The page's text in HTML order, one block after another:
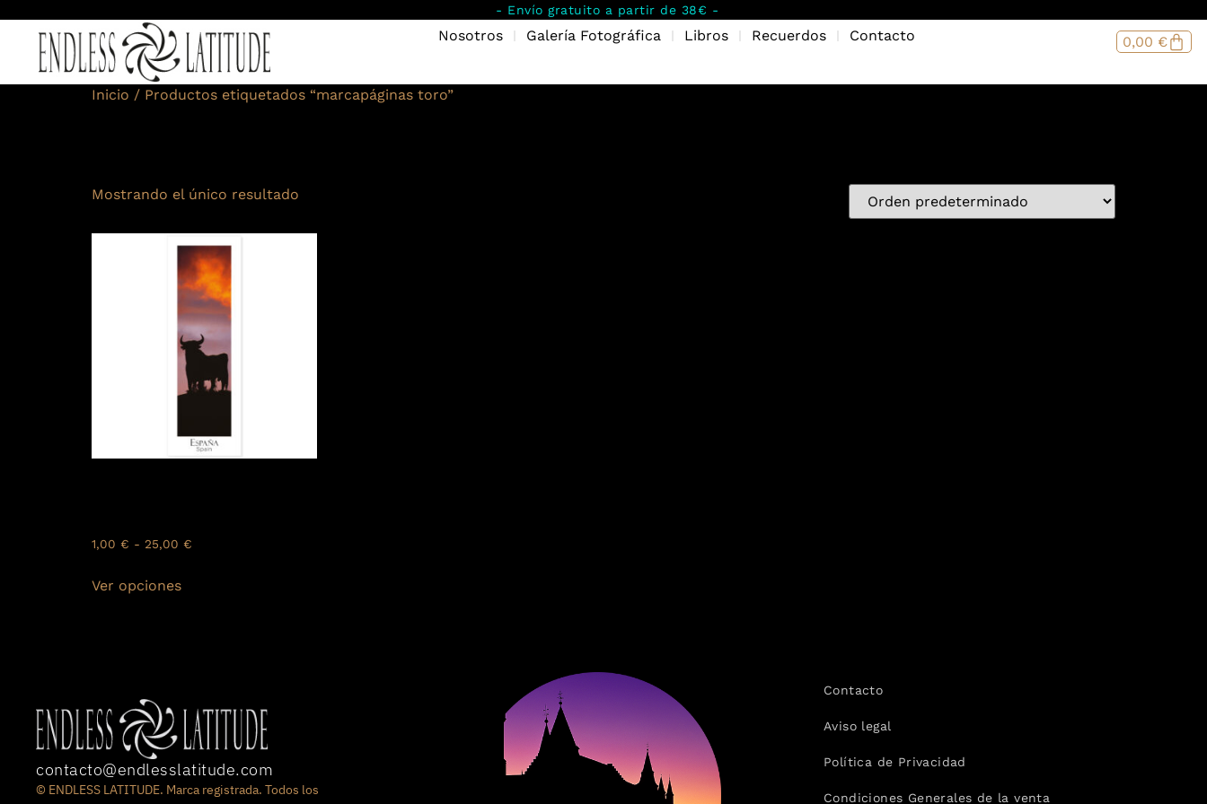
- Envío gratuito a partir de 38€ -
Nosotros Galería Fotográfica Libros Recuerdos Contacto 0,00 €
Inicio / Productos etiquetados “marcapáginas toro”
Mostrando el único resultado
1,00 € - 25,00 €
Ver opciones
contacto@endlesslatitude.com
© ENDLESS LATITUDE. Marca registrada. Todos los
Contacto
Aviso legal
Política de Privacidad
Condiciones Generales de la venta